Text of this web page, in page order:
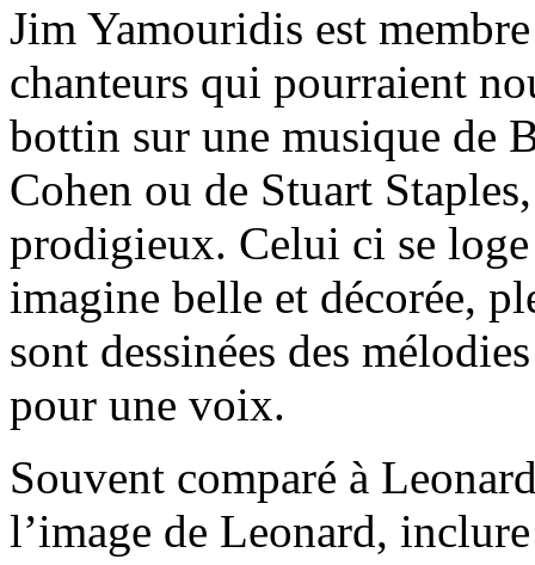
Jim Yamouridis est
chanteurs qui pourraient
bottin sur une musique de
Cohen ou de Stuart
prodigieux. Celui ci se loge
imagine belle et décorée,
sont dessinées des
pour une voix.
Souvent comparé à
l’image de Leonard,